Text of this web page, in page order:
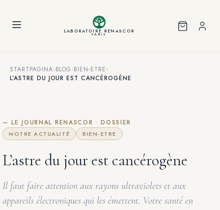
LABORATOIRE RENASCOR
PARIS
STARTPAGINA›BLOG›BIEN-ETRE›
L’ASTRE DU JOUR EST CANCÉROGÈNE
— LE JOURNAL RENASCOR · DOSSIER
NOTRE ACTUALITÉ BIEN-ETRE
L’astre du jour est cancérogène
Il faut faire attention aux rayons ultraviolets et aux
appareils électroniques qui les émettent. Votre santé en